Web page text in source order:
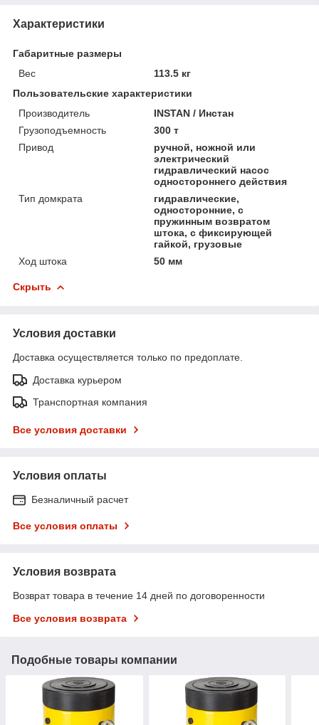
Характеристики
Габаритные размеры
Вес
113.5 кг
Пользовательские характеристики
Производитель
INSTAN / Инстан
Грузоподъемность
300 т
Привод
ручной, ножной или
электрический
гидравлический насос
одностороннего действия
Тип домкрата
гидравлические,
односторонние, с
пружинным возвратом
штока, с фиксирующей
гайкой, грузовые
Ход штока
50 мм
Скрыть
Условия доставки
Доставка осуществляется только по предоплате.
Доставка курьером
Транспортная компания
Все условия доставки
Условия оплаты
Безналичный расчет
Все условия оплаты
Условия возврата
Возврат товара в течение 14 дней по договоренности
Все условия возврата
Подобные товары компании